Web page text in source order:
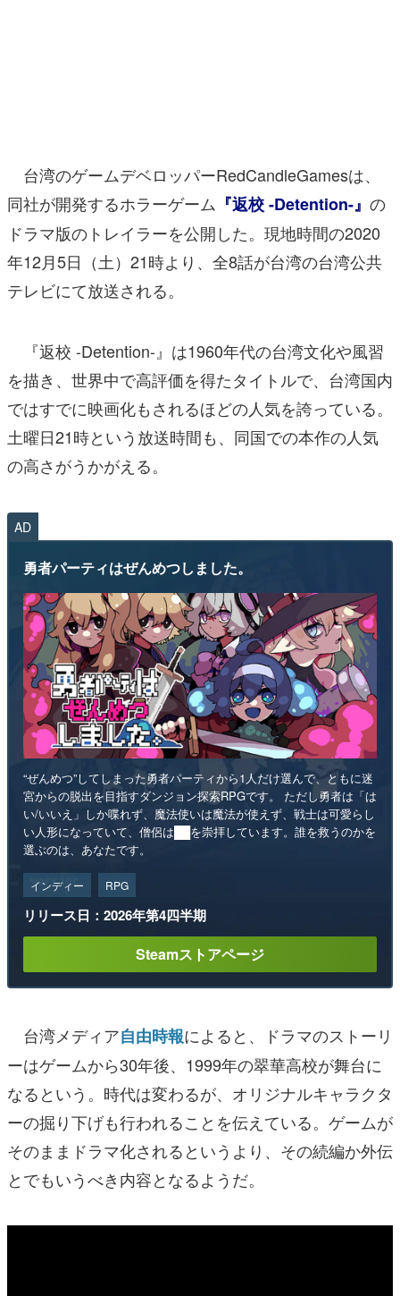
女性向け
アプリレビュー
その他
電ファミニコゲーマーとは？
台湾のゲームデベロッパーRedCandleGamesは、
同社が開発するホラーゲーム 『返校 -Detention-』 の
ドラマ版のトレイラーを公開した。現地時間の2020
年12月5日（土）21時より、全8話が台湾の台湾公共
テレビにて放送される。
『返校 -Detention-』は1960年代の台湾文化や風習
を描き、世界中で高評価を得たタイトルで、台湾国内
ではすでに映画化もされるほどの人気を誇っている。
土曜日21時という放送時間も、同国での本作の人気
の高さがうかがえる。
AD
勇者パーティはぜんめつしました。
“ぜんめつ”してしまった勇者パーティから1人だけ選んで、ともに迷
宮からの脱出を目指すダンジョン探索RPGです。 ただし勇者は「は
い/いいえ」しか喋れず、魔法使いは魔法が使えず、戦士は可愛らし
い人形になっていて、僧侶は██を崇拝しています。誰を救うのかを
選ぶのは、あなたです。
インディー RPG
リリース日：2026年第4四半期
Steamストアページ
台湾メディア自由時報によると、ドラマのストーリ
ーはゲームから30年後、1999年の翠華高校が舞台に
なるという。時代は変わるが、オリジナルキャラクタ
ーの掘り下げも行われることを伝えている。ゲームが
そのままドラマ化されるというより、その続編か外伝
とでもいうべき内容となるようだ。